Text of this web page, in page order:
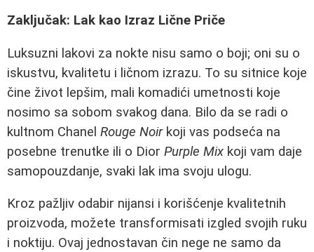
Zaključak: Lak kao Izraz Lične Priče
Luksuzni lakovi za nokte nisu samo o boji; oni su o
iskustvu, kvalitetu i ličnom izrazu. To su sitnice koje
čine život lepšim, mali komadići umetnosti koje
nosimo sa sobom svakog dana. Bilo da se radi o
kultnom Chanel Rouge Noirkoji vas podseća na
posebne trenutke ili o Dior Purple Mix koji vam daje
samopouzdanje, svaki lak ima svoju ulogu.
Kroz pažljiv odabir nijansi i korišćenje kvalitetnih
proizvoda, možete transformisati izgled svojih ruku
i noktiju. Ovaj jednostavan čin nege ne samo da